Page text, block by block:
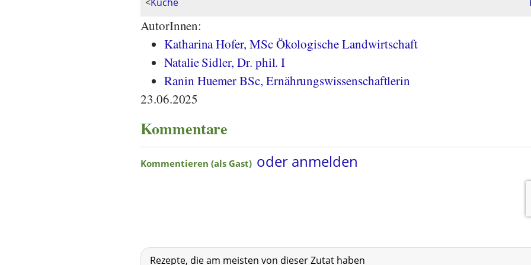
<Küche
AutorInnen:
Katharina Hofer, MSc Ökologische Landwirtschaft
Natalie Sidler, Dr. phil. I
Ranin Huemer BSc, Ernährungswissenschaftlerin
23.06.2025
Kommentare
Rezepte, die am meisten von dieser Zutat haben